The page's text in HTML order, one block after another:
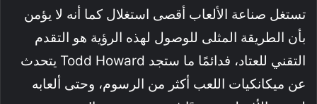
تستغل صناعة الألعاب أقصى استغلال كما أنه لا يؤمن
بأن الطريقة المثلى للوصول لهذه الرؤية هو التقدم
التقني للعتاد، فدائمًا ما ستجد Todd Howard يتحدث
عن ميكانكيات اللعب أكثر من الرسوم، وحتى ألعابه